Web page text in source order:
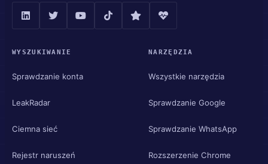
WYSZUKIWANIE
Sprawdzanie konta
LeakRadar
Ciemna sieć
Rejestr naruszeń
NARZĘDZIA
Wszystkie narzędzia
Sprawdzanie Google
Sprawdzanie WhatsApp
Rozszerzenie Chrome